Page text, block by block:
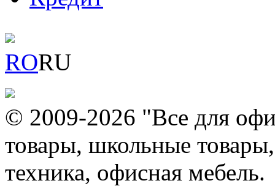
RORU
© 2009-2026 "Все для
товары, школьные
техника, офисная мебель.